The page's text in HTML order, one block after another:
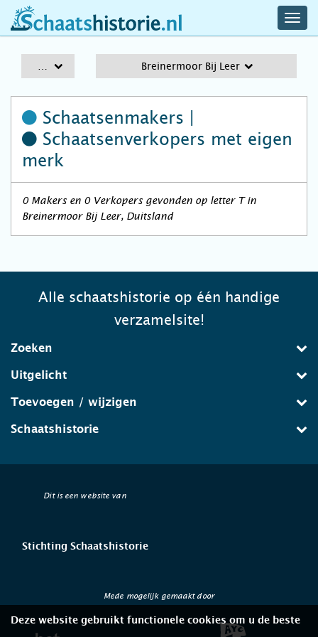
schaatshistorie.nl
Breinermoor Bij Leer
Schaatsenmakers |
Schaatsenverkopers met eigen
merk
0 Makers en 0 Verkopers gevonden op letter T in
Breinermoor Bij Leer, Duitsland
Alle schaatshistorie op één handige
verzamelsite!
Zoeken
Uitgelicht
Toevoegen / wijzigen
Schaatshistorie
Dit is een website van
Stichting Schaatshistorie
Mede mogelijk gemaakt door
Deze website gebruikt functionele cookies om u de beste